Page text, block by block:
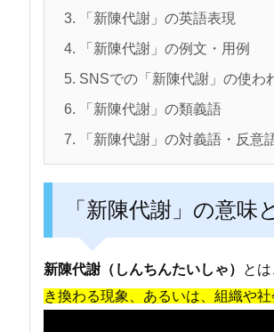
3. 「新陳代謝」の英語表現
4. 「新陳代謝」の例文・用例
5. SNSでの「新陳代謝」の使わ
6. 「新陳代謝」の類義語
7. 「新陳代謝」の対義語・反意
「新陳代謝」の意味
新陳代謝（しんちんたいしゃ） とは
き換わる現象、あるいは、組織や